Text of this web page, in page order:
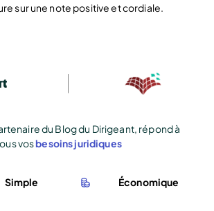
sur une note positive et cordiale.
du Blog du Dirigeant, répond à
vosbesoins juridiques
Simple Économique